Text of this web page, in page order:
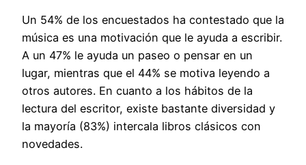
Un 54% de los encuestados ha contestado que la
música es una motivación que le ayuda a escribir.
A un 47% le ayuda un paseo o pensar en un
lugar, mientras que el 44% se motiva leyendo a
otros autores. En cuanto a los hábitos de la
lectura del escritor, existe bastante diversidad y
la mayoría (83%) intercala libros clásicos con
novedades.